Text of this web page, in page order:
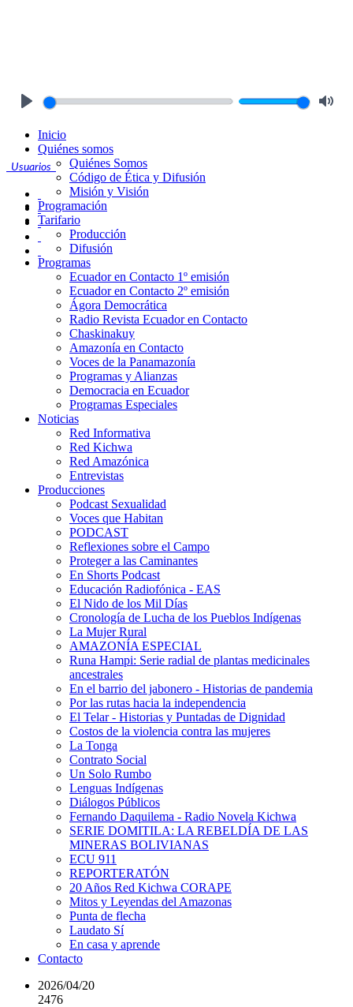
Usuarios
Inicio
Quiénes somos
Quiénes Somos
Código de Ética y Difusión
Misión y Visión
Programación
Tarifario
Producción
Difusión
Programas
Ecuador en Contacto 1º emisión
Ecuador en Contacto 2º emisión
Ágora Democrática
Radio Revista Ecuador en Contacto
Chaskinakuy
Amazonía en Contacto
Voces de la Panamazonía
Programas y Alianzas
Democracia en Ecuador
Programas Especiales
Noticias
Red Informativa
Red Kichwa
Red Amazónica
Entrevistas
Producciones
Podcast Sexualidad
Voces que Habitan
PODCAST
Reflexiones sobre el Campo
Proteger a las Caminantes
En Shorts Podcast
Educación Radiofónica - EAS
El Nido de los Mil Días
Cronología de Lucha de los Pueblos Indígenas
La Mujer Rural
AMAZONÍA ESPECIAL
Runa Hampi: Serie radial de plantas medicinales
ancestrales
En el barrio del jabonero - Historias de pandemia
Por las rutas hacia la independencia
El Telar - Historias y Puntadas de Dignidad
Costos de la violencia contra las mujeres
La Tonga
Contrato Social
Un Solo Rumbo
Lenguas Indígenas
Diálogos Públicos
Fernando Daquilema - Radio Novela Kichwa
SERIE DOMITILA: LA REBELDÍA DE LAS
MINERAS BOLIVIANAS
ECU 911
REPORTERATÓN
20 Años Red Kichwa CORAPE
Mitos y Leyendas del Amazonas
Punta de flecha
Laudato Sí
En casa y aprende
Contacto
2026/04/20
2476